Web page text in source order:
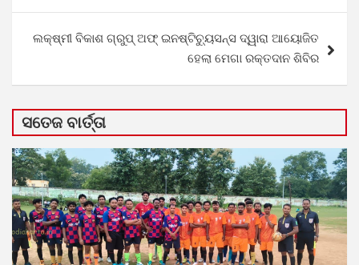
ଲକ୍ଷ୍ମୀ ବିକାଶ ଗ୍ରୁପ୍ ଅଫ୍ ଇନଷ୍ଟିଚ୍ୟୁସନ୍ସ ଦ୍ୱାରା ଆୟୋଜିତ
ହେଲା ମେଗା ରକ୍ତଦାନ ଶିବିର
ସତେଜ ବାର୍ତ୍ତା